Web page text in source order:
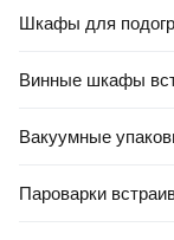
Шкафы для
Винные шкафы
Вакуумные
Пароварки
Характеристики
Основные
Тип